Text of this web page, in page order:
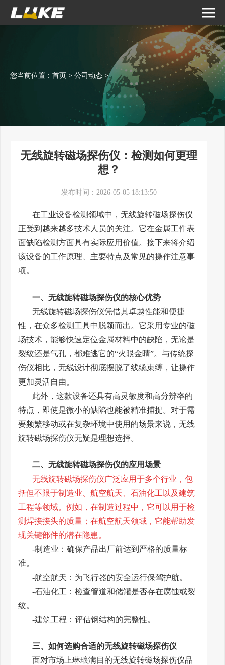
您当前位置： 首页 > 公司动态 >
无线旋转磁场探伤仪：检测如何更理
想？
发布时间：2026-05-05 18:13:50
在工业设备检测领域中，无线旋转磁场探伤仪
正受到越来越多技术人员的关注。它在金属工件表
面缺陷检测方面具有实际应用价值。接下来将介绍
该设备的工作原理、主要特点及常见的操作注意事
项。
一、无线旋转磁场探伤仪的核心优势
无线旋转磁场探伤仪凭借其卓越性能和便捷
性，在众多检测工具中脱颖而出。它采用专业的磁
场技术，能够快速定位金属材料中的缺陷，无论是
裂纹还是气孔，都难逃它的“火眼金睛”。与传统探
伤仪相比，无线设计彻底摆脱了线缆束缚，让操作
更加灵活自由。
此外，这款设备还具有高灵敏度和高分辨率的
特点，即使是微小的缺陷也能被精准捕捉。对于需
要频繁移动或在复杂环境中使用的场景来说，无线
旋转磁场探伤仪无疑是理想选择。
二、无线旋转磁场探伤仪的应用场景
无线旋转磁场探伤仪广泛应用于多个行业，包
括但不限于制造业、航空航天、石油化工以及建筑
工程等领域。例如，在制造过程中，它可以用于检
测焊接接头的质量；在航空航天领域，它能帮助发
现关键部件的潜在隐患。
-制造业：确保产品出厂前达到严格的质量标
准。
-航空航天：为飞行器的安全运行保驾护航。
-石油化工：检查管道和储罐是否存在腐蚀或裂
纹。
-建筑工程：评估钢结构的完整性。
三、如何选购合适的无线旋转磁场探伤仪
面对市场上琳琅满目的无线旋转磁场探伤仪品